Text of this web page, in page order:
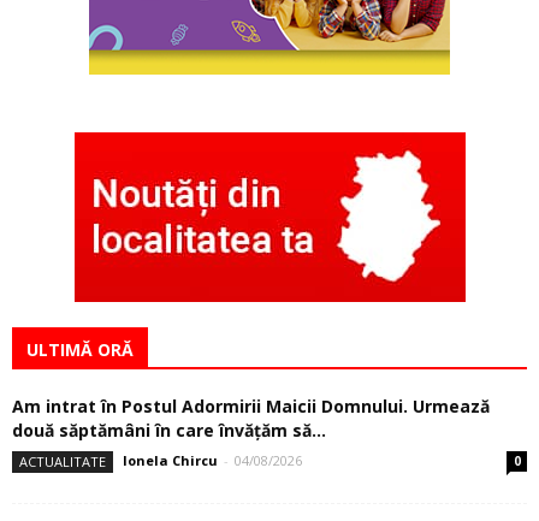
ULTIMĂ ORĂ
Am intrat în Postul Adormirii Maicii Domnului. Urmează
două săptămâni în care învăţăm să...
ACTUALITATE Ionela Chircu - 04/08/2026 0